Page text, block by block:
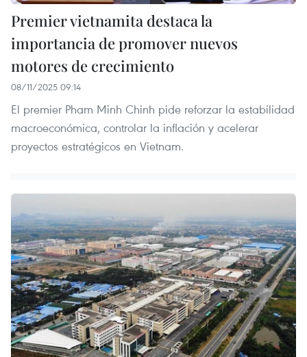
Premier vietnamita destaca la
importancia de promover nuevos
motores de crecimiento
08/11/2025 09:14
El premier Pham Minh Chinh pide reforzar la estabilidad
macroeconómica, controlar la inflación y acelerar
proyectos estratégicos en Vietnam.